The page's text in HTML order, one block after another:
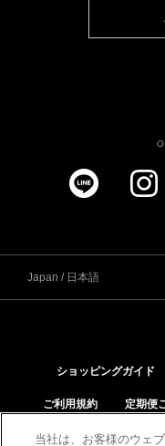
Japan / 日本語
ショッピングガイド
ご利用規約 定期便
個人情報保護方針
当社は、お客様のウェ